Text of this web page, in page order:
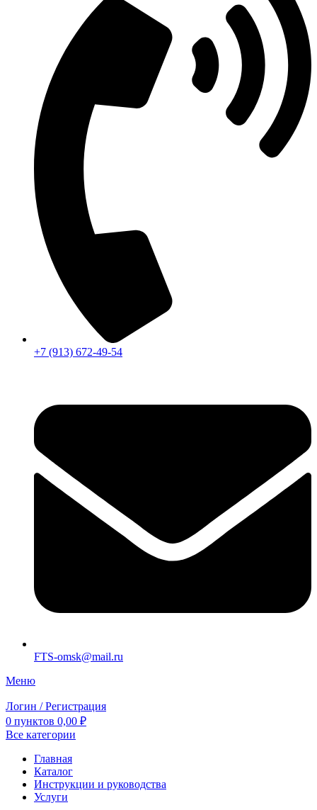
+7 (913) 672-49-54
FTS-omsk@mail.ru
Меню
Логин / Регистрация
0 пунктов 0,00 ₽
Все категории
Главная
Каталог
Инструкции и руководства
Услуги